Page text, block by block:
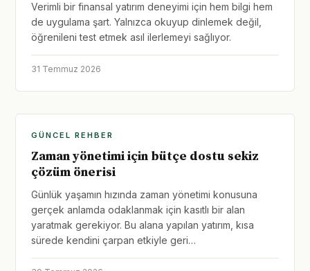
Verimli bir finansal yatırım deneyimi için hem bilgi hem
de uygulama şart. Yalnızca okuyup dinlemek değil,
öğrenileni test etmek asıl ilerlemeyi sağlıyor.
31 Temmuz 2026
GÜNCEL REHBER
Zaman yönetimi için bütçe dostu sekiz
çözüm önerisi
Günlük yaşamın hızında zaman yönetimi konusuna
gerçek anlamda odaklanmak için kasıtlı bir alan
yaratmak gerekiyor. Bu alana yapılan yatırım, kısa
sürede kendini çarpan etkiyle geri…